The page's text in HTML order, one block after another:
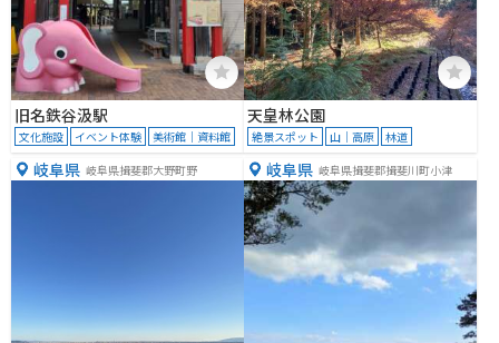
旧名鉄谷汲駅
文化施設 イベント体験 美術館｜資料館
天皇林公園
絶景スポット 山｜高原 林道
岐阜県 岐阜県揖斐郡大野町野 岐阜県 岐阜県揖斐郡揖斐川町小津